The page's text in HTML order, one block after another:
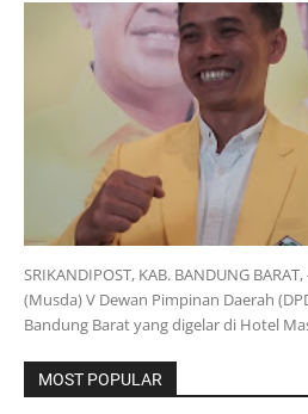
SRIKANDIPOST, KAB. BANDUNG
(Musda) V Dewan Pimpinan Daerah
Bandung Barat yang digelar di Hotel
MOST POPULAR